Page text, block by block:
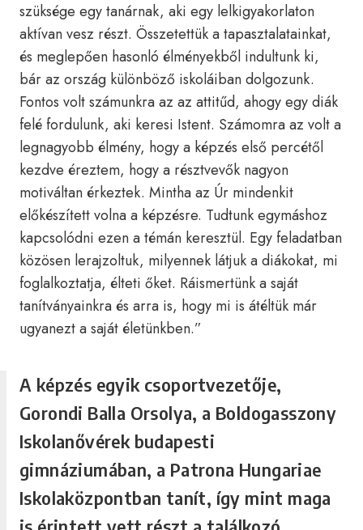
szüksége egy tanárnak, aki egy lelkigyakorlaton
aktívan vesz részt. Összetettük a tapasztalatainkat,
és meglepően hasonló élményekből indultunk ki,
bár az ország különböző iskoláiban dolgozunk.
Fontos volt számunkra az az attitűd, ahogy egy diák
felé fordulunk, aki keresi Istent. Számomra az volt a
legnagyobb élmény, hogy a képzés első percétől
kezdve éreztem, hogy a résztvevők nagyon
motiváltan érkeztek. Mintha az Úr mindenkit
előkészített volna a képzésre. Tudtunk egymáshoz
kapcsolódni ezen a témán keresztül. Egy feladatban
közösen lerajzoltuk, milyennek látjuk a diákokat, mi
foglalkoztatja, élteti őket. Ráismertünk a saját
tanítványainkra és arra is, hogy mi is átéltük már
ugyanezt a saját életünkben.”
A képzés egyik csoportvezetője,
Gorondi Balla Orsolya, a Boldogasszony
Iskolanővérek budapesti
gimnáziumában, a Patrona Hungariae
Iskolaközpontban tanít, így mint maga